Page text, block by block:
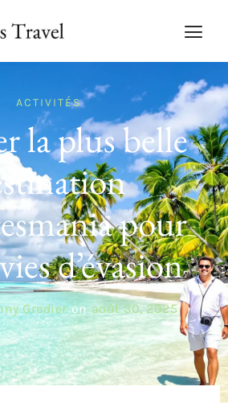
ACTIVITÉS
la plus belle
pour
d’évasion
Gredier on août 30, 2025